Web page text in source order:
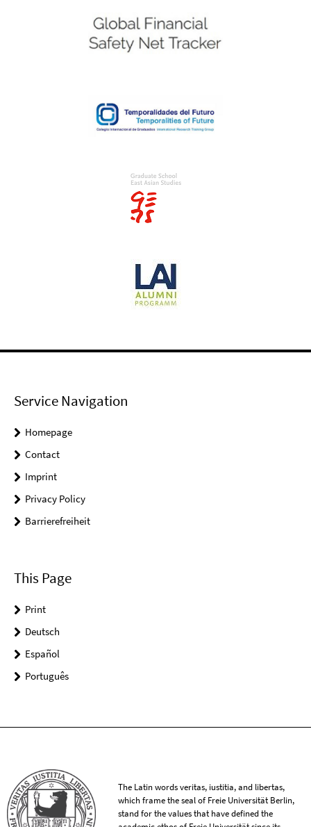
Service Navigation
Homepage
Contact
Imprint
Privacy Policy
Barrierefreiheit
This Page
Print
Deutsch
Español
Português
The Latin words veritas, iustitia, and libertas,
which frame the seal of Freie Universität Berlin,
stand for the values that have defined the